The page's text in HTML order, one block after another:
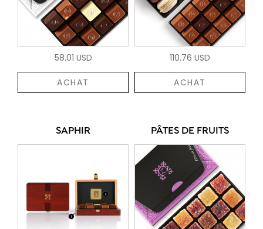
58.01 USD
ACHAT
110.76 USD
ACHAT
SAPHIR PÂTES DE FRUITS